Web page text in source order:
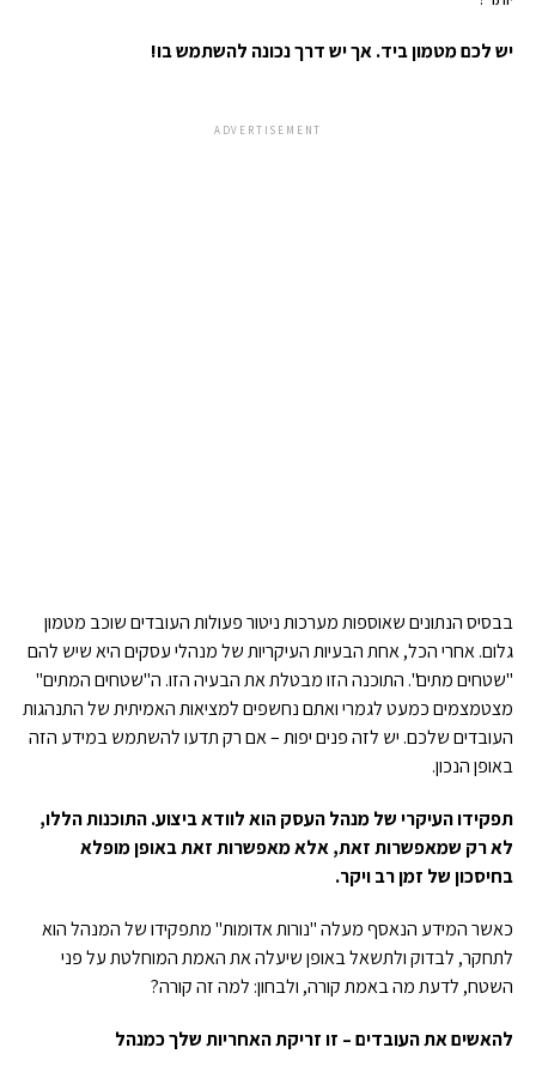
יש לכם מטמון ביד. אך יש דרך נכונה להשתמש בו!
ADVERTISEMENT
בבסיס הנתונים שאוספות מערכות ניטור פעולות העובדים שוכב מטמון
גלום. אחרי הכל, אחת הבעיות העיקריות של מנהלי עסקים היא שיש להם
"שטחים מתים". התוכנה הזו מבטלת את הבעיה הזו. ה"שטחים המתים"
מצטמצמים כמעט לגמרי ואתם נחשפים למציאות האמיתית של התנהגות
העובדים שלכם. יש לזה פנים יפות – אם רק תדעו להשתמש במידע הזה
באופן הנכון.
תפקידו העיקרי של מנהל העסק הוא לוודא ביצוע. התוכנות הללו,
לא רק שמאפשרות זאת, אלא מאפשרות זאת באופן מופלא
בחיסכון של זמן רב ויקר.
כאשר המידע הנאסף מעלה "נורות אדומות" מתפקידו של המנהל הוא
לתחקר, לבדוק ולתשאל באופן שיעלה את האמת המוחלטת על פני
השטח, לדעת מה באמת קורה, ולבחון: למה זה קורה?
להאשים את העובדים – זו זריקת האחריות שלך כמנהל